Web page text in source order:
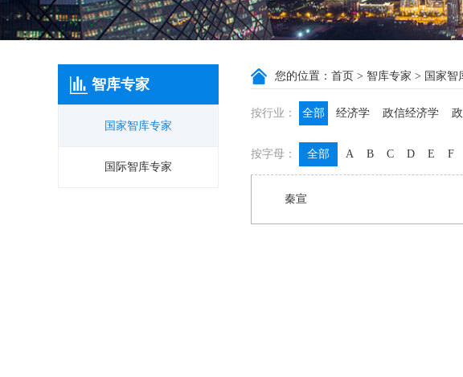
智库专家
国家智库专家
国际智库专家
您的位置： 首页 > 智库专家 > 国家智
按行业： 全部 经济学 政信经济学
膳食养生
名医西药 非遗文化
按字母： 全部 A B C D E F
秦宣